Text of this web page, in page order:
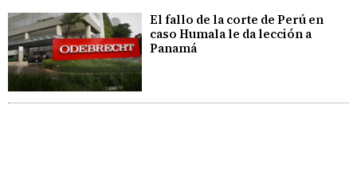
El fallo de la corte de Perú en
caso Humala le da lección a
Panamá